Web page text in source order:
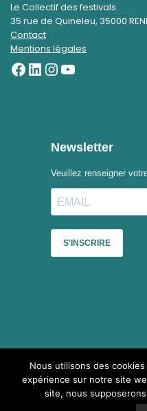
Le Collectif des festivals
35 rue de Quineleu, 35000
Contact
Mentions légales
Sauf mention contraire, le
festivals est mis à
Creative Commons
Nous utilisons des
expérience sur notre site
site, nous